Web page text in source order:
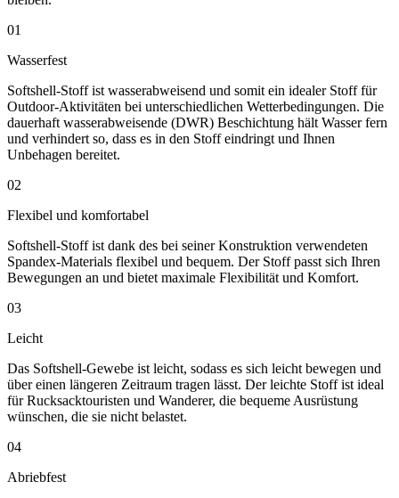
01
Wasserfest
Softshell-Stoff ist wasserabweisend und somit ein idealer Stoff für
Outdoor-Aktivitäten bei unterschiedlichen Wetterbedingungen. Die
dauerhaft wasserabweisende (DWR) Beschichtung hält Wasser fern
und verhindert so, dass es in den Stoff eindringt und Ihnen
Unbehagen bereitet.
02
Flexibel und komfortabel
Softshell-Stoff ist dank des bei seiner Konstruktion verwendeten
Spandex-Materials flexibel und bequem. Der Stoff passt sich Ihren
Bewegungen an und bietet maximale Flexibilität und Komfort.
03
Leicht
Das Softshell-Gewebe ist leicht, sodass es sich leicht bewegen und
über einen längeren Zeitraum tragen lässt. Der leichte Stoff ist ideal
für Rucksacktouristen und Wanderer, die bequeme Ausrüstung
wünschen, die sie nicht belastet.
04
Abriebfest